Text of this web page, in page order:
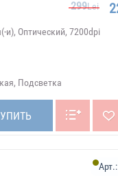
299Lei
и), Оптический, 7200dpi
Подсветка
Арт.: